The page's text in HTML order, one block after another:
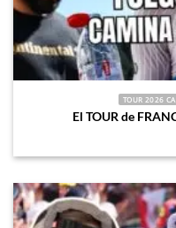
TOUR 2026
El TOUR de